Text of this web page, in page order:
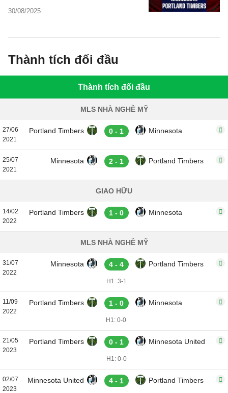
30/08/2025
đấu, thông tin dự đoán kết quả.
Thành tích đối đầu
Thành tích đối đầu
MLS NHÀ NGHỀ MỸ
27/06
2021
Portland Timbers 0 - 1 Minnesota
25/07
2021
Minnesota 2 - 1 Portland Timbers
GIAO HỮU
14/02
2022
Portland Timbers 1 - 0 Minnesota
MLS NHÀ NGHỀ MỸ
31/07
2022
Minnesota 4 - 4 Portland Timbers
H1: 3-1
11/09
2022
Portland Timbers 1 - 0 Minnesota
H1: 0-0
21/05
2023
Portland Timbers 0 - 1 Minnesota United
H1: 0-0
02/07
2023
Minnesota United 4 - 1 Portland Timbers